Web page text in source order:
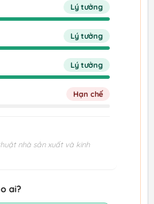
Lý tưởng
Lý tưởng
Lý tưởng
Hạn chế
nhà sản xuất và kinh
ai?